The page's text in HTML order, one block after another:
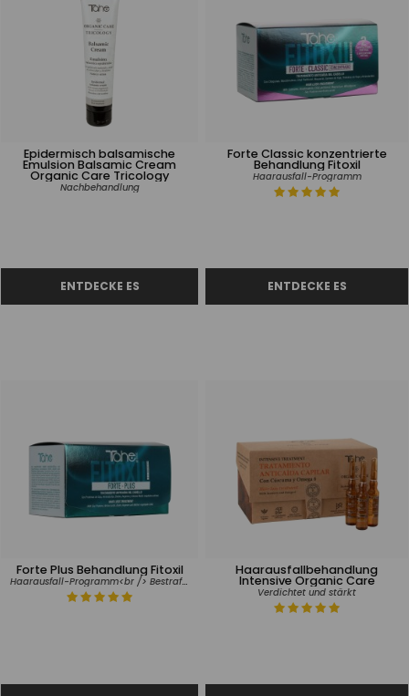
Epidermisch balsamische
Emulsion Balsamic Cream
Organic Care Tricology
Nachbehandlung
Forte Classic konzentrierte
Behandlung Fitoxil
Haarausfall-Programm
Forte Plus Behandlung Fitoxil
Haarausfall-Programm<br /> Bestraftes Haar
Haarausfallbehandlung
Intensive Organic Care
Verdichtet und stärkt